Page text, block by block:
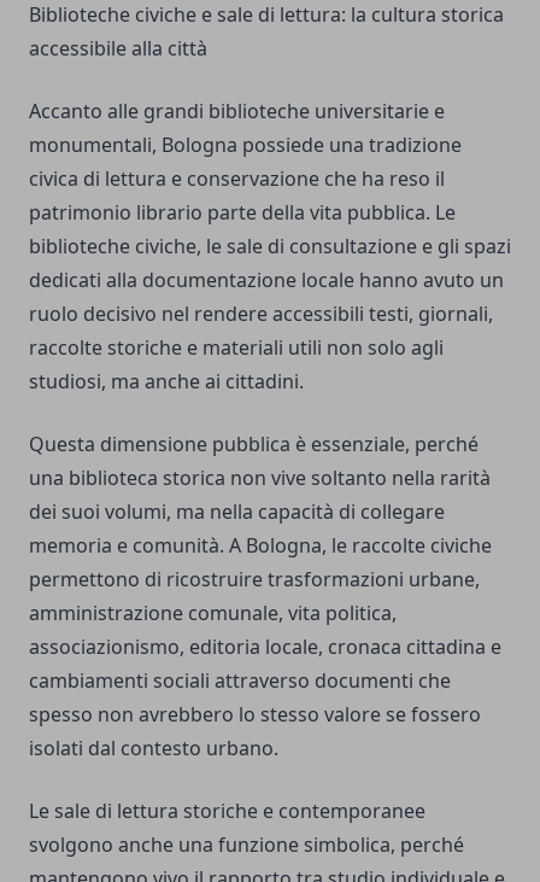
Biblioteche civiche e sale di lettura: la cultura storica
accessibile alla città
Accanto alle grandi biblioteche universitarie e
monumentali, Bologna possiede una tradizione
civica di lettura e conservazione che ha reso il
patrimonio librario parte della vita pubblica. Le
biblioteche civiche, le sale di consultazione e gli spazi
dedicati alla documentazione locale hanno avuto un
ruolo decisivo nel rendere accessibili testi, giornali,
raccolte storiche e materiali utili non solo agli
studiosi, ma anche ai cittadini.
Questa dimensione pubblica è essenziale, perché
una biblioteca storica non vive soltanto nella rarità
dei suoi volumi, ma nella capacità di collegare
memoria e comunità. A Bologna, le raccolte civiche
permettono di ricostruire trasformazioni urbane,
amministrazione comunale, vita politica,
associazionismo, editoria locale, cronaca cittadina e
cambiamenti sociali attraverso documenti che
spesso non avrebbero lo stesso valore se fossero
isolati dal contesto urbano.
Le sale di lettura storiche e contemporanee
svolgono anche una funzione simbolica, perché